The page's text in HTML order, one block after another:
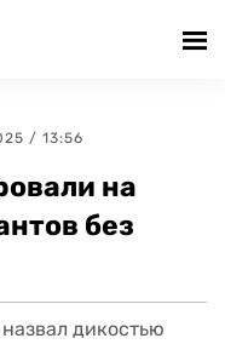
/ 13:56
на
без
дикостью